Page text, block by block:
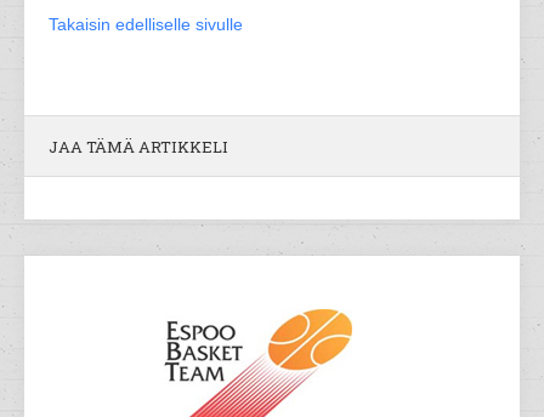
Takaisin edelliselle sivulle
JAA TÄMÄ ARTIKKELI